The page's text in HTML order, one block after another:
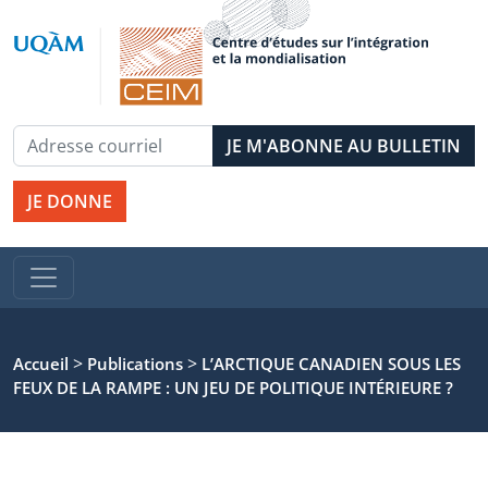
JE DONNE
Accueil > Publications > L’ARCTIQUE CANADIEN SOUS LES
FEUX DE LA RAMPE : UN JEU DE POLITIQUE INTÉRIEURE ?